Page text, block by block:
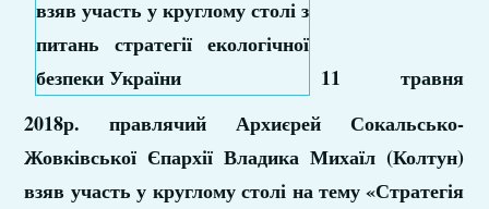
11 травня
2018р. правлячий Архиєрей Сокальсько-
Жовківської Єпархії Владика Михаїл (Колтун)
взяв участь у круглому столі на тему «Стратегія